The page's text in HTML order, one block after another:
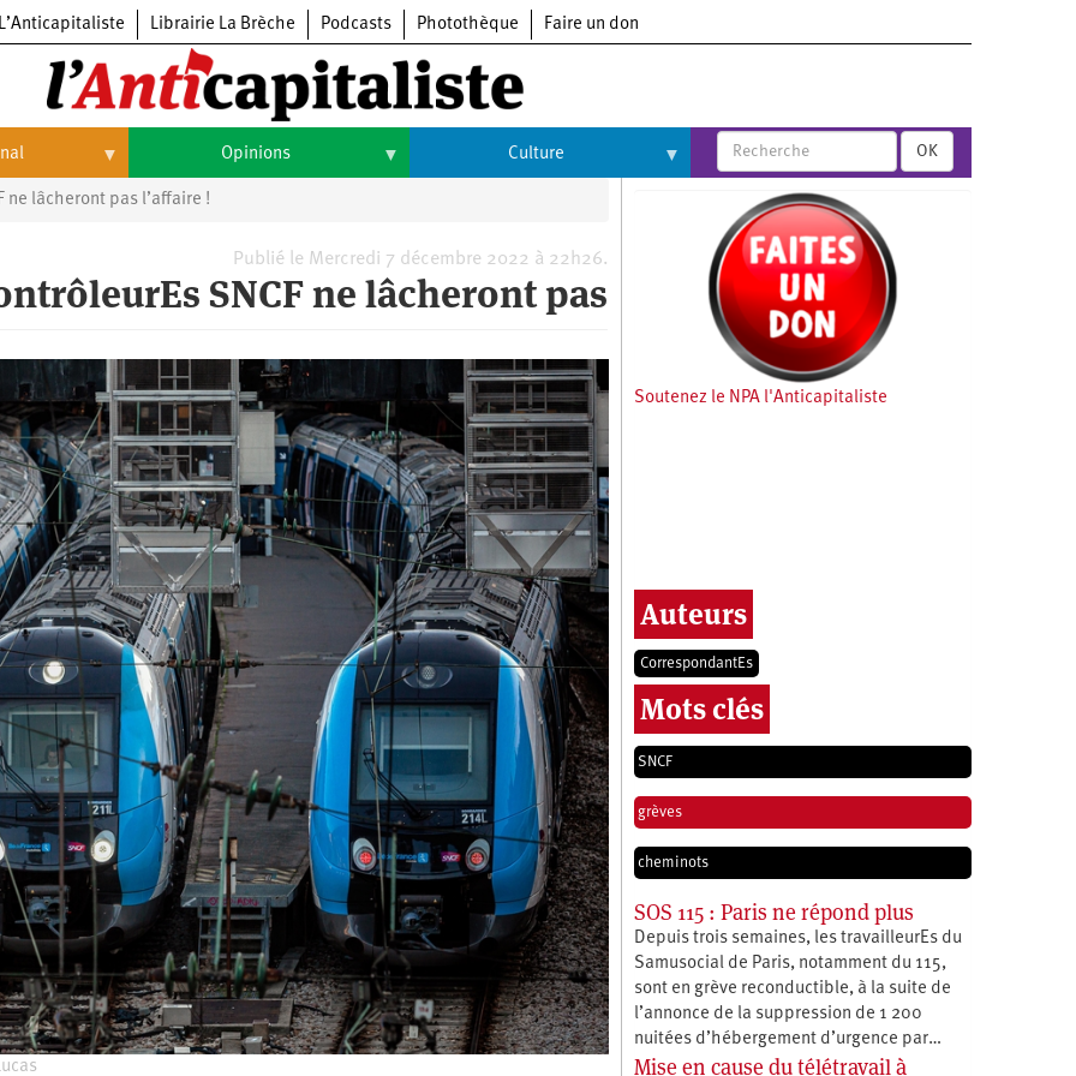
L’Anticapitaliste Librairie La Brèche Podcasts Photothèque Faire un don
Opinions
Opinions
Culture
Arts
Cinéma
Expositions
Livres
Musique
OK
ne lâcheront pas l’affaire !
Publié le Mercredi 7 décembre 2022 à 22h26.
SNCF ne lâcheront pas
Soutenez le NPA l'Anticapitaliste
Auteurs
CorrespondantEs
Mots clés
SNCF
grèves
cheminots
SOS 115 : Paris ne répond plus
Depuis trois semaines, les travailleurEs du
Samusocial de Paris, notamment du 115,
sont en grève reconductible, à la suite de
l’annonce de la suppression de 1 200
nuitées d’hébergement d’urgence par…
Mise en cause du télétravail à